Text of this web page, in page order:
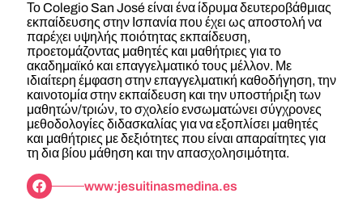
Το Colegio San José είναι ένα ίδρυμα δευτεροβάθμιας
εκπαίδευσης στην Ισπανία που έχει ως αποστολή να
παρέχει υψηλής ποιότητας εκπαίδευση,
προετομάζοντας μαθητές και μαθήτριες για το
ακαδημαϊκό και επαγγελματικό τους μέλλον. Με
ιδιαίτερη έμφαση στην επαγγελματική καθοδήγηση, την
καινοτομία στην εκπαίδευση και την υποστήριξη των
μαθητών/τριών, το σχολείο ενσωματώνει σύγχρονες
μεθοδολογίες διδασκαλίας για να εξοπλίσει μαθητές
και μαθήτριες με δεξιότητες που είναι απαραίτητες για
τη δια βίου μάθηση και την απασχολησιμότητα.
www:jesuitinasmedina.es